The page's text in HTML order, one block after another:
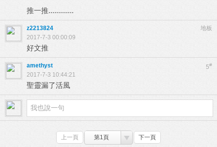
推一推.............
地板
z2213824
2017-7-3 00:00:09
好文推
5#
amethyst
2017-7-3 10:44:21
聖靈漏了活風
上一頁 第1頁 下一頁